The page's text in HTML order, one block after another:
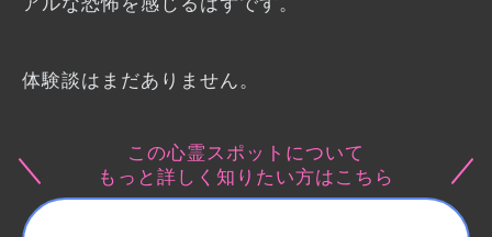
体験談はまだありません。
この心霊スポットについて
もっと詳しく知りたい方はこちら